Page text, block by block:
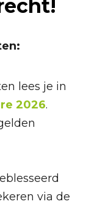
lees je in
2026.
via de